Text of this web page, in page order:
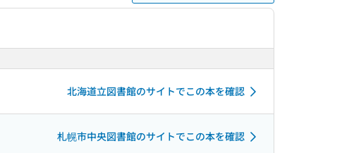
北海道立図書館のサイトでこの本を確認
札幌市中央図書館のサイトでこの本を確認